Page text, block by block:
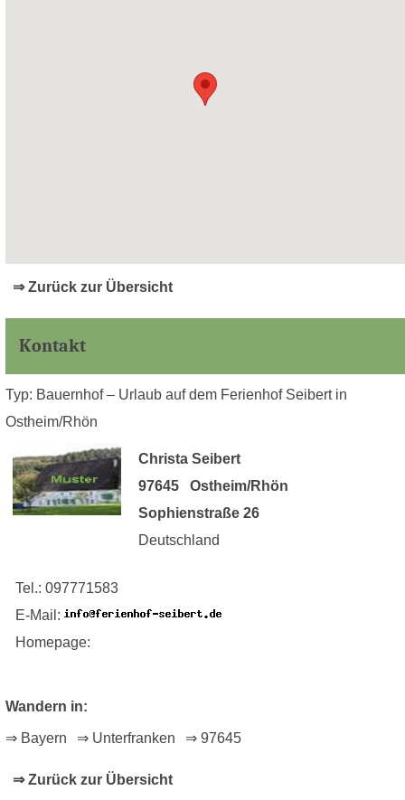
⇒ Zurück zur Übersicht
Kontakt
Typ: Bauernhof – Urlaub auf dem Ferienhof Seibert in
Ostheim/Rhön
Christa Seibert
97645 Ostheim/Rhön
Sophienstraße 26
Deutschland
Tel.: 097771583
E-Mail:
Homepage:
Wandern in:
⇒ Bayern ⇒ Unterfranken ⇒ 97645
⇒ Zurück zur Übersicht